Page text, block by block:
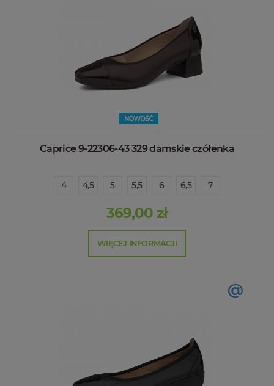
Caprice 9-22306-43 329 damskie czółenka
4 4,5 5 5,5 6 6,5 7
369,00 zł
WIĘCEJ INFORMACJI
@